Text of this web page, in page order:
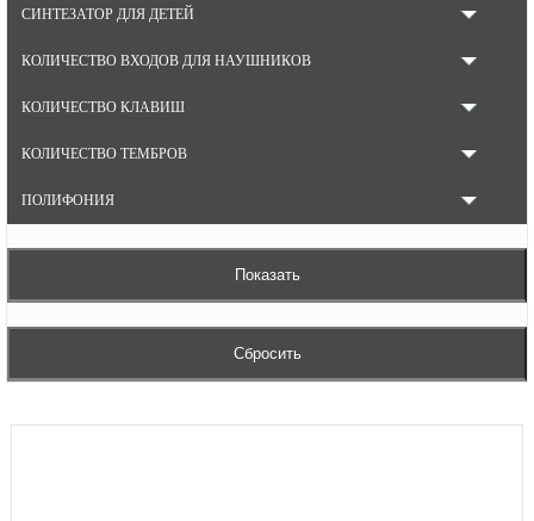
СИНТЕЗАТОР ДЛЯ ДЕТЕЙ
КОЛИЧЕСТВО ВХОДОВ ДЛЯ НАУШНИКОВ
КОЛИЧЕСТВО КЛАВИШ
КОЛИЧЕСТВО ТЕМБРОВ
ПОЛИФОНИЯ